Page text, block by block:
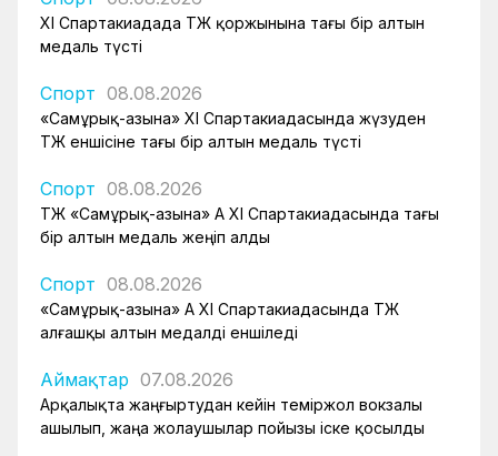
XI Спартакиадада ҚТЖ қоржынына тағы бір алтын
медаль түсті
Спорт 08.08.2026
«Самұрық-Қазына» XI Спартакиадасында жүзуден
ҚТЖ еншісіне тағы бір алтын медаль түсті
Спорт 08.08.2026
ҚТЖ «Самұрық-Қазына» АҚ XI Спартакиадасында тағы
бір алтын медаль жеңіп алды
Спорт 08.08.2026
«Самұрық-Қазына» АҚ XI Спартакиадасында ҚТЖ
алғашқы алтын медалді еншіледі
Аймақтар 07.08.2026
Арқалықта жаңғыртудан кейін теміржол вокзалы
ашылып, жаңа жолаушылар пойызы іске қосылды